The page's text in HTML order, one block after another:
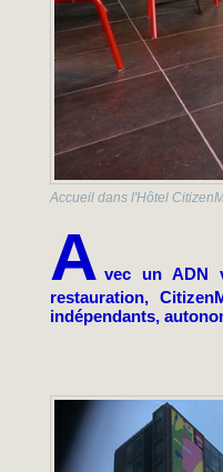
Accueil dans l'Hôtel
A vec un ADN
restauration,
indépendants,